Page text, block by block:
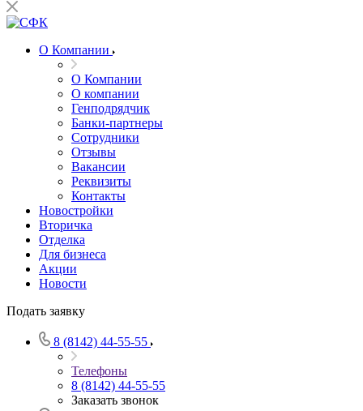
О Компании
О Компании
О компании
Генподрядчик
Банки-партнеры
Сотрудники
Отзывы
Вакансии
Реквизиты
Контакты
Новостройки
Вторичка
Отделка
Для бизнеса
Акции
Новости
Подать заявку
8 (8142) 44-55-55
Телефоны
8 (8142) 44-55-55
Заказать звонок